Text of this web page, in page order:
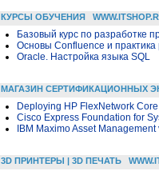
КУРСЫ ОБУЧЕНИЯ
Базовый курс по разработке
Основы Confluence и
Oracle. Настройка языка SQL
МАГАЗИН СЕРТИФИКАЦИОННЫХ
Deploying HP FlexNetwork
Cisco Express Foundation for
IBM Maximo Asset
3D ПРИНТЕРЫ | 3D ПЕЧАТЬ